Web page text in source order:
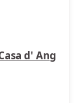
d' Ang